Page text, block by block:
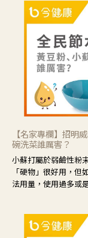
候就要使用菊花、金
眼睛周圍沒有眼屎，
藕、麥門冬、山藥
【名家專欄】招明
碗洗菜誰厲害？
小蘇打屬於弱鹼性粉
「硬物」很好用，
法用量，使用過多或